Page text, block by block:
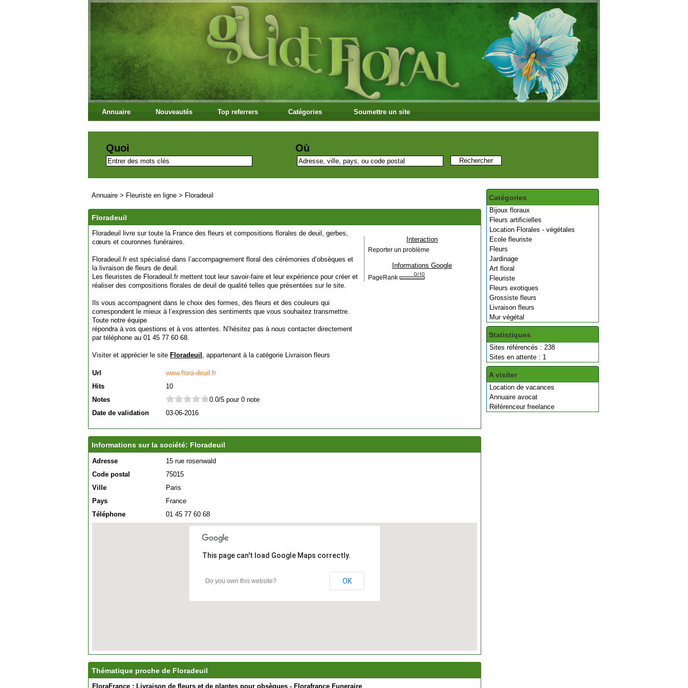
Annuaire Nouveautés Top referrers Catégories Soumettre un site
Quoi Où
Catégories
Bijoux floraux
Fleurs artificielles
Location Florales - végétales
Ecole fleuriste
Fleurs
Jardinage
Art floral
Fleuriste
Fleurs exotiques
Grossiste fleurs
Livraison fleurs
Mur végétal
Statistiques
Sites référencés : 238
Sites en attente : 1
A visiter
Location de vacances
Annuaire avocat
Référenceur freelance
Annuaire > Fleuriste en ligne > Floradeuil
Floradeuil
Floradeuil livre sur toute la France des fleurs et compositions florales de deuil, gerbes,
cœurs et couronnes funéraires.
Floradeuil.fr est spécialisé dans l’accompagnement floral des cérémonies d’obsèques et
la livraison de fleurs de deuil.
Les fleuristes de Floradeuil.fr mettent tout leur savoir-faire et leur expérience pour créer et
réaliser des compositions florales de deuil de qualité telles que présentées sur le site.
Ils vous accompagnent dans le choix des formes, des fleurs et des couleurs qui
correspondent le mieux à l’expression des sentiments que vous souhaitez transmettre.
Toute notre équipe
répondra à vos questions et à vos attentes. N’hésitez pas à nous contacter directement
par téléphone au 01 45 77 60 68.
Visiter et apprécier le site Floradeuil , appartenant à la catégorie Livraison fleurs
Url
www.flora-deuil.fr
Hits
10
Notes
0.0/5 pour 0 note
Date de validation
03-06-2016
Interaction
Reporter un problème
Informations Google
PageRank
Informations sur la société: Floradeuil
Adresse
15 rue rosenwald
Code postal
75015
Ville
Paris
Pays
France
Téléphone
01 45 77 60 68
This page can't load Google Maps correctly.
Do you own this website? OK
Thématique proche de Floradeuil
FloraFrance : Livraison de fleurs et de plantes pour obsèques - Florafrance Funeraire